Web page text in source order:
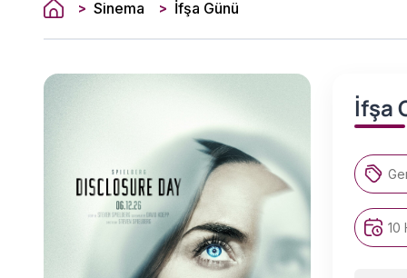
> Sinema > İfşa Günü
İfşa
10